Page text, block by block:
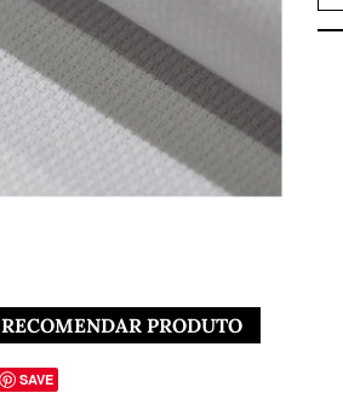
RECOMENDAR PRODUTO
SAVE